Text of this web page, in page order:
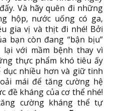
Và hãy quên đi những
hộp, nước uống có ga,
gia vị và thịt đi nhé! Bởi
bạn còn đang “bận bịu”
với mầm bệnh thay vì
thực phẩm khó tiêu ấy
dục nhiều hơn và giữ tinh
mái để tăng cường hệ
đề kháng của cơ thể nhé!
cường kháng thể tự